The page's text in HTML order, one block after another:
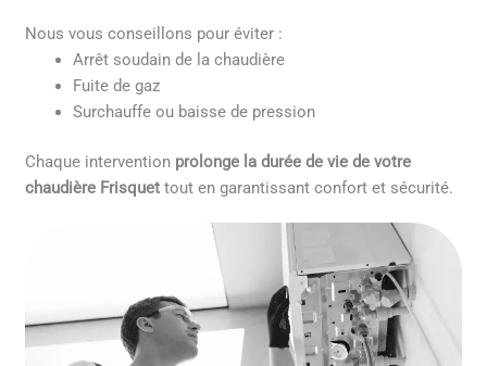
Nous vous conseillons pour éviter :
Arrêt soudain de la chaudière
Fuite de gaz
Surchauffe ou baisse de pression
Chaque intervention prolonge la durée de vie de votre
chaudière Frisquet tout en garantissant confort et sécurité.